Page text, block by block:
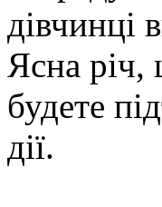
дівчинці
Ясна річ,
будете
дії.